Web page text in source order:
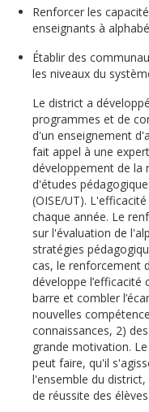
Renforcer les
enseignants à
Établir des
les niveaux du
Le district a
programmes et de
d'un enseignement
fait appel à une
développement de la
d'études
(OISE/UT).
chaque année. Le
sur l'évaluation de
stratégies
cas, le renforcement
développe l’efficacité
barre et combler
nouvelles
connaissances, 2)
grande motivation.
peut faire, qu'il
l'ensemble du
de réussite des